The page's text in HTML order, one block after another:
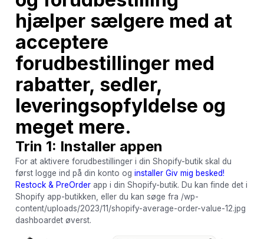
hjælper sælgere med at
acceptere
forudbestillinger med
rabatter, sedler,
leveringsopfyldelse og
meget mere.
Trin 1: Installer appen
For at aktivere forudbestillinger i din Shopify-butik skal du
først logge ind på din konto og installer Giv mig besked!
Restock & PreOrderapp i din Shopify-butik. Du kan finde det i
Shopify app-butikken, eller du kan søge fra /wp-
content/uploads/2023/11/shopify-average-order-value-12.jpg
dashboardet øverst.